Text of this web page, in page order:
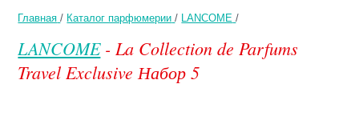
Главная / Каталог парфюмерии / LANCOME /
LANCOME- La Collection de Parfums
Travel Exclusive Набор 5